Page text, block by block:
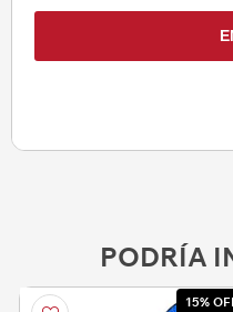
PODRÍA
15%